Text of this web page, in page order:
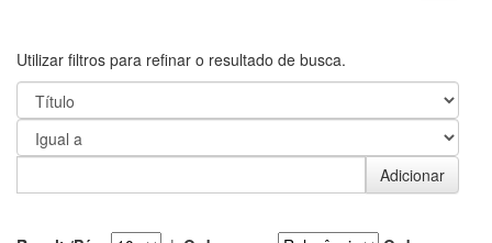
Utilizar filtros para refinar o resultado de busca.